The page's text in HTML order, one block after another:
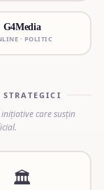
G4Media
· POLITIC
care susțin
🏛